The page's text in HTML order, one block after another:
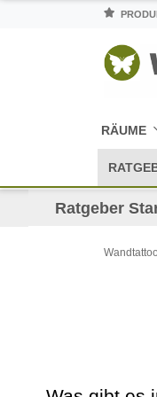
RÄUME
Ratgeber